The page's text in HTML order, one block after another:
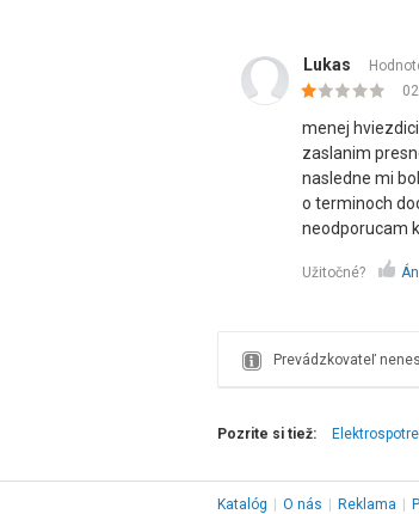
Lukas
menej
zaslanim
nasledne mi
o terminoch
neodporucam
Užitočné?
Prevádzkovateľ
Pozrite si tiež:
Katalóg O nás Reklama